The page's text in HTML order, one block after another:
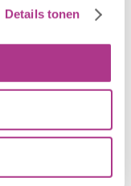
Details tonen
Versturen